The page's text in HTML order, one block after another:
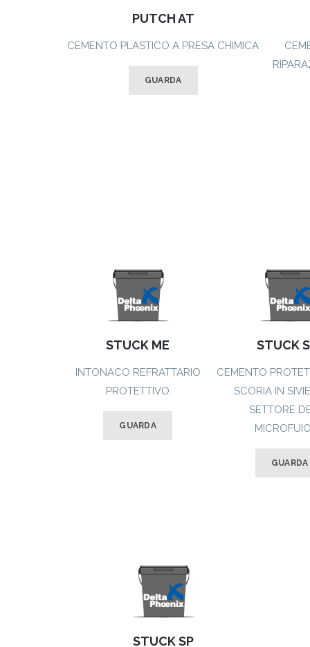
PUTCH AT
CEMENTO PLASTICO A PRESA CHIMICA
GUARDA
STUCK ME
INTONACO REFRATTARIO
PROTETTIVO
GUARDA
STUCK
CEMENTO
SCORIA IN
SETTORE
GUARDA
STUCK SP